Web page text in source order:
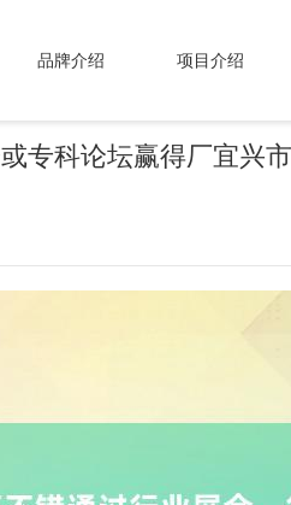
品牌介绍 项目介绍
专科论坛赢得厂宜兴